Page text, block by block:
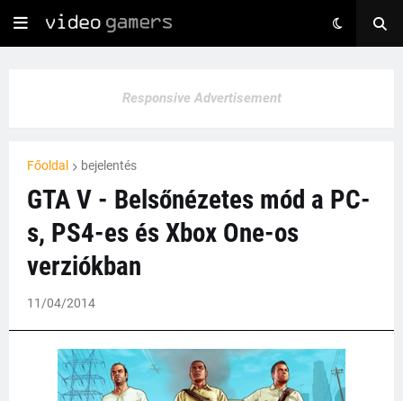
Responsive Advertisement
Főoldal bejelentés
GTA V - Belsőnézetes mód a PC-
s, PS4-es és Xbox One-os
verziókban
11/04/2014